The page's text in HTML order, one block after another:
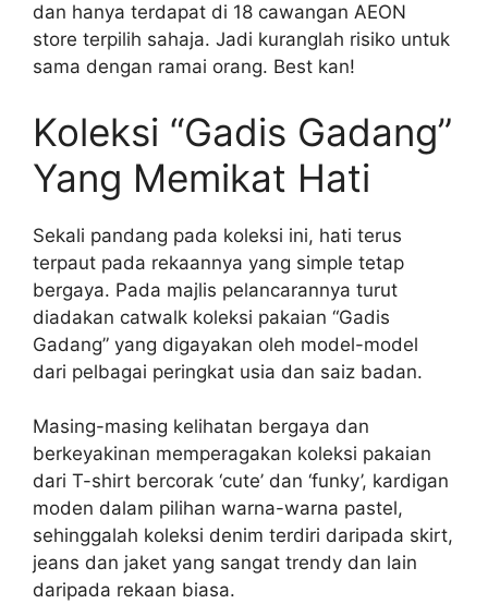
dan hanya terdapat di 18 cawangan AEON
store terpilih sahaja. Jadi kuranglah risiko untuk
sama dengan ramai orang. Best kan!
Koleksi “Gadis Gadang”
Yang Memikat Hati
Sekali pandang pada koleksi ini, hati terus
terpaut pada rekaannya yang simple tetap
bergaya. Pada majlis pelancarannya turut
diadakan catwalk koleksi pakaian “Gadis
Gadang” yang digayakan oleh model-model
dari pelbagai peringkat usia dan saiz badan.
Masing-masing kelihatan bergaya dan
berkeyakinan memperagakan koleksi pakaian
dari T-shirt bercorak ‘cute’ dan ‘funky’, kardigan
moden dalam pilihan warna-warna pastel,
sehinggalah koleksi denim terdiri daripada skirt,
jeans dan jaket yang sangat trendy dan lain
daripada rekaan biasa.